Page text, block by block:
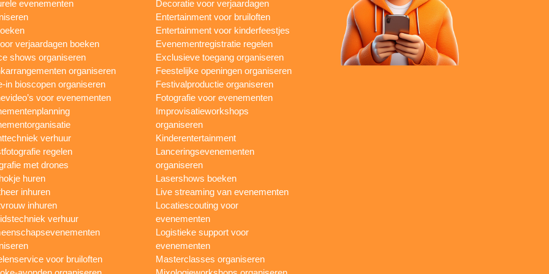
evenementen
verjaardagen boeken
shows organiseren
organiseren
in bioscopen organiseren
voor evenementen
verhuur
regelen
met drones
huren
inhuren
inhuren
verhuur
voor bruiloften
Decoratie voor verjaardagen
Entertainment voor bruiloften
Entertainment voor kinderfeestjes
Evenementregistratie regelen
Exclusieve toegang organiseren
Feestelijke openingen organiseren
Festivalproductie organiseren
Fotografie voor evenementen
Improvisatieworkshops
organiseren
Kinderentertainment
Lanceringsevenementen
organiseren
Lasershows boeken
Live streaming van evenementen
Locatiescouting voor
evenementen
Logistieke support voor
evenementen
Masterclasses organiseren